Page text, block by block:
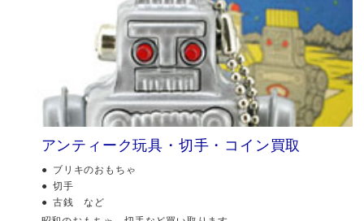
アンティーク玩具・切手・コイン買取
ブリキのおもちゃ
切手
古銭 など